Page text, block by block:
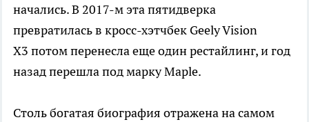
начались. В 2017-м эта пятидверка
превратилась в кросс-хэтчбек Geely Vision
X3 потом перенесла еще один рестайлинг, и год
назад перешла под марку Maple.
Столь богатая биография отражена на самом